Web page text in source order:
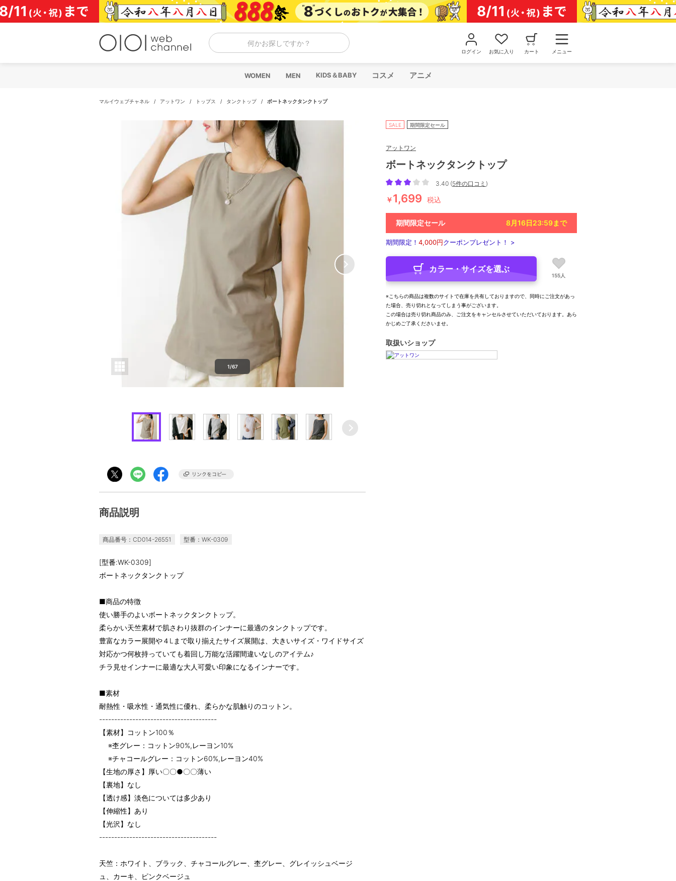
コ
ン
テ
何かお探しですか？
ログイン お気に入り カート メニュー
WOMEN MEN KIDS＆BABY コスメ アニメ
マルイウェブチャネル / アットワン / トップス / タンクトップ / ボートネックタンクトップ
1/67
商品説明
商品番号：CD014-26551 型番：WK-0309
[型番:WK-0309]
ボートネックタンクトップ
■商品の特徴
使い勝手のよいボートネックタンクトップ。
柔らかい天竺素材で肌さわり抜群のインナーに最適のタンクトップです。
豊富なカラー展開や４Lまで取り揃えたサイズ展開は、大きいサイズ・ワイドサイズ
対応かつ何枚持っていても着回し万能な活躍間違いなしのアイテム♪
チラ見せインナーに最適な大人可愛い印象になるインナーです。
■素材
耐熱性・吸水性・通気性に優れ、柔らかな肌触りのコットン。
---------------------------------------
【素材】コットン100％
※杢グレー：コットン90%,レーヨン10%
※チャコールグレー：コットン60%,レーヨン40%
【生地の厚さ】厚い〇〇●〇〇薄い
【裏地】なし
【透け感】淡色については多少あり
【伸縮性】あり
【光沢】なし
---------------------------------------
天竺：ホワイト、ブラック、チャコールグレー、杢グレー、グレイッシュベージ
ュ、カーキ、ピンクベージュ
SALE 期間限定セール
アットワン
ボートネックタンクトップ
3.40 (5件の口コミ )
￥1,699 税込
期間限定セール 8月16日23:59まで
期間限定！ 4,000円クーポンプレゼント！ >
カラー・サイズを選ぶ
155人
※こちらの商品は複数のサイトで在庫を共有しておりますので、同時にご注文があっ
た場合、売り切れとなってしまう事がございます。
この場合は売り切れ商品のみ、ご注文をキャンセルさせていただいております。あら
かじめご了承くださいませ。
取扱いショップ